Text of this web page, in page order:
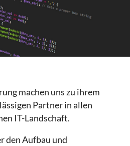
machen uns zu ihrem
Partner in allen
IT-Landschaft.
den Aufbau und